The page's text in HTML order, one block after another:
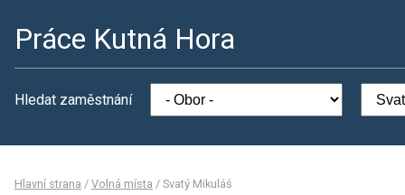
Práce Kutná Hora
Hledat zaměstnání
Hlavní strana / Volná místa / Svatý Mikuláš